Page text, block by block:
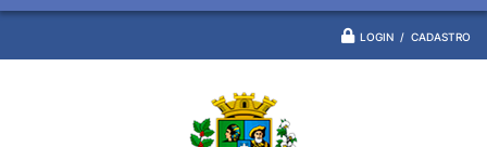
LOGIN / CADASTRO